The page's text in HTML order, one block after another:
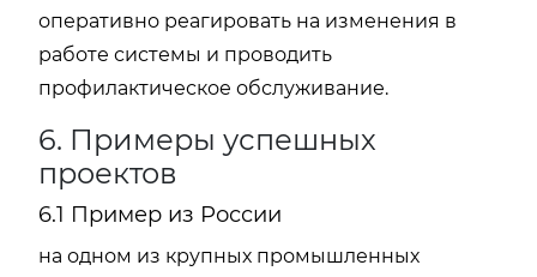
оперативно реагировать на изменения в
работе системы и проводить
профилактическое обслуживание.
6. Примеры успешных
проектов
6.1 Пример из России
на одном из крупных промышленных